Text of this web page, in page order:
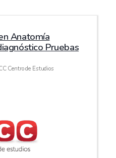
Anatomía
Pruebas
Centro de Estudios